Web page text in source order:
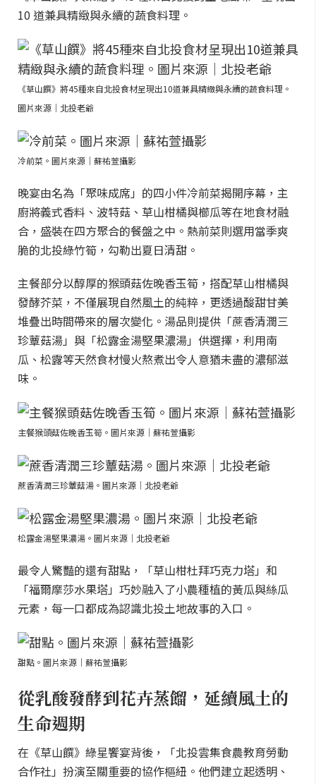
10 道兼具精緻與永續的蔬食料理。
《草山饌》將45種來自北投食材呈現出10道兼具精緻與永續的蔬食料理。
圖片來源｜北投老爺
冷前菜。圖片來源｜蘇祐萱攝影
晚宴由名為「聚味成席」的四小件冷前菜揭開序幕，主
廚將義式香料、波特菇、草山柑橘與櫛瓜等在地食材融
合，盛裝在四方聚合的餐盤之中。熱前菜則選用當季爽
脆的北投綠竹筍，勾勒出夏日清甜。
主餐部分以醇厚的猴頭菇佐晚香玉筍，搭配草山柑橘與
發酵芥菜，不僅展現自然風土的純粹，更透過酸甜甘美
堆疊出時間帶來的層次變化。湯品則提供「蔗香清潤三
珍蕈菇湯」與「松露金湯堅果濃湯」供選擇，利用南
瓜、松露等天然食材慢火熬煮出令人意猶未盡的濃郁滋
味。
主餐猴頭菇佐晚香玉筍。圖片來源｜蘇祐萱攝影
蔗香清潤三珍蕈菇湯。圖片來源｜北投老爺
松露金湯堅果濃湯。圖片來源｜北投老爺
最令人驚豔的還有甜點，「草山柑杜拜巧克力塔」和
「福爾摩莎水果塔」巧妙融入了小農種植的黃瓜與絲瓜
元素，每一口都成為認識北投土地故事的入口。
甜點。圖片來源｜蘇祐萱攝影
從乳酸發酵到花卉蒸餾，延續風土的
生命週期
在《草山饌》綠星饗宴背後，「北投雲集食農教育勞動
合作社」扮演至關重要的協作樞紐。他們建立起透明、